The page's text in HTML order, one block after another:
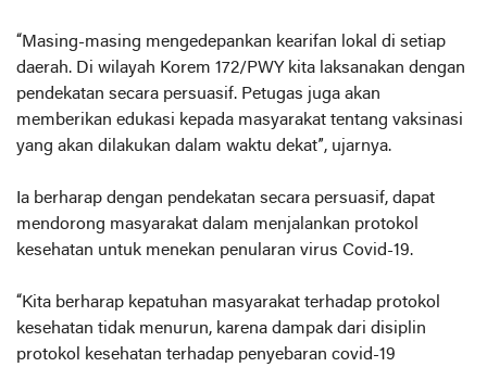
“Masing-masing mengedepankan kearifan lokal di setiap
daerah. Di wilayah Korem 172/PWY kita laksanakan dengan
pendekatan secara persuasif. Petugas juga akan
memberikan edukasi kepada masyarakat tentang vaksinasi
yang akan dilakukan dalam waktu dekat”, ujarnya.
Ia berharap dengan pendekatan secara persuasif, dapat
mendorong masyarakat dalam menjalankan protokol
kesehatan untuk menekan penularan virus Covid-19.
“Kita berharap kepatuhan masyarakat terhadap protokol
kesehatan tidak menurun, karena dampak dari disiplin
protokol kesehatan terhadap penyebaran covid-19